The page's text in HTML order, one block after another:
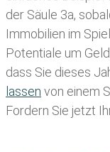
der Säule 3a,
Immobilien im
Potentiale um
dass Sie dieses
lassen von einem
Fordern Sie jetzt